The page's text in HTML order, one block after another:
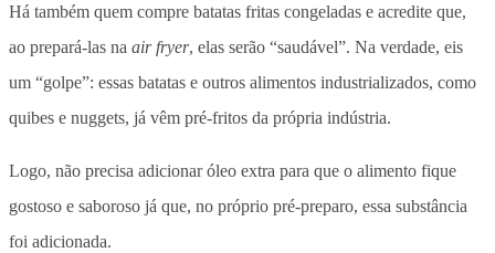
Há também quem compre batatas fritas congeladas e acredite que,
ao prepará-las na air fryer, elas serão “saudável”. Na verdade, eis
um “golpe”: essas batatas e outros alimentos industrializados, como
quibes e nuggets, já vêm pré-fritos da própria indústria.
Logo, não precisa adicionar óleo extra para que o alimento fique
gostoso e saboroso já que, no próprio pré-preparo, essa substância
foi adicionada.